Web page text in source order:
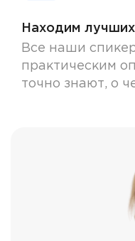
Находим
Все наши
практическим
точно знают, о